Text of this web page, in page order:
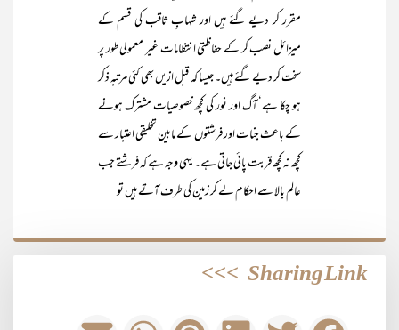
مقرر کر دیے گئے ہیں اور شہابِ ثاقب کی قسم کے
میزائل نصب کر کے حفاظتی انتظامات غیر معمولی طور پر
سخت کر دیے گئے ہیں۔ جیسا کہ قبل ازیں بھی کئی مرتبہ ذکر
ہو چکا ہے‘ آگ اور نور کی کچھ خصوصیات مشترک ہونے
کے باعث جنات اور فرشتوں کے مابین تخلیقی اعتبار سے
کچھ نہ کچھ قربت پائی جاتی ہے۔ یہی وجہ ہے کہ فرشتے جب
عالم بالا سے احکام لے کر زمین کی طرف آتے ہیں تو
Sharing Link
>>>